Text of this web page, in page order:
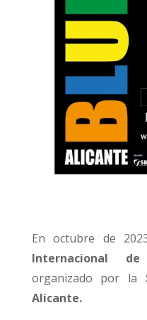
En octubre de
Internacional
organizado por la
Alicante.